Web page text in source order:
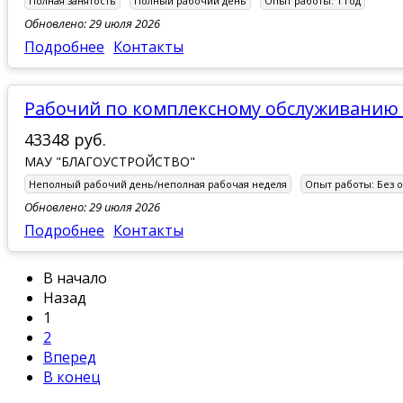
Обновлено: 29 июля 2026
Подробнее Контакты
Рабочий по комплексному
43348 руб.
МАУ "БЛАГОУСТРОЙСТВО"
Неполный рабочий день/неполная рабочая неделя Опыт работы: Без
Обновлено: 29 июля 2026
Подробнее Контакты
В начало
Назад
1
2
Вперед
В конец